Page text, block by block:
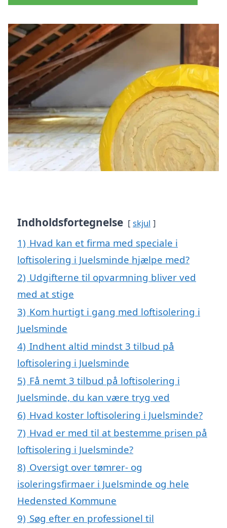
Indholdsfortegnelse skjul
1) Hvad kan et firma med speciale i
loftisolering i Juelsminde hjælpe med?
2) Udgifterne til opvarmning bliver ved
med at stige
3) Kom hurtigt i gang med loftisolering i
Juelsminde
4) Indhent altid mindst 3 tilbud på
loftisolering i Juelsminde
5) Få nemt 3 tilbud på loftisolering i
Juelsminde, du kan være tryg ved
6) Hvad koster loftisolering i Juelsminde?
7) Hvad er med til at bestemme prisen på
loftisolering i Juelsminde?
8) Oversigt over tømrer- og
isoleringsfirmaer i Juelsminde og hele
Hedensted Kommune
9) Søg efter en professionel til